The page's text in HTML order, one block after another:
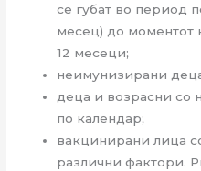
се губат во период
месец) до моментот
12 месеци;
неимунизирани
деца и возрасни со
по календар;
вакцинирани лица
различни фактори.